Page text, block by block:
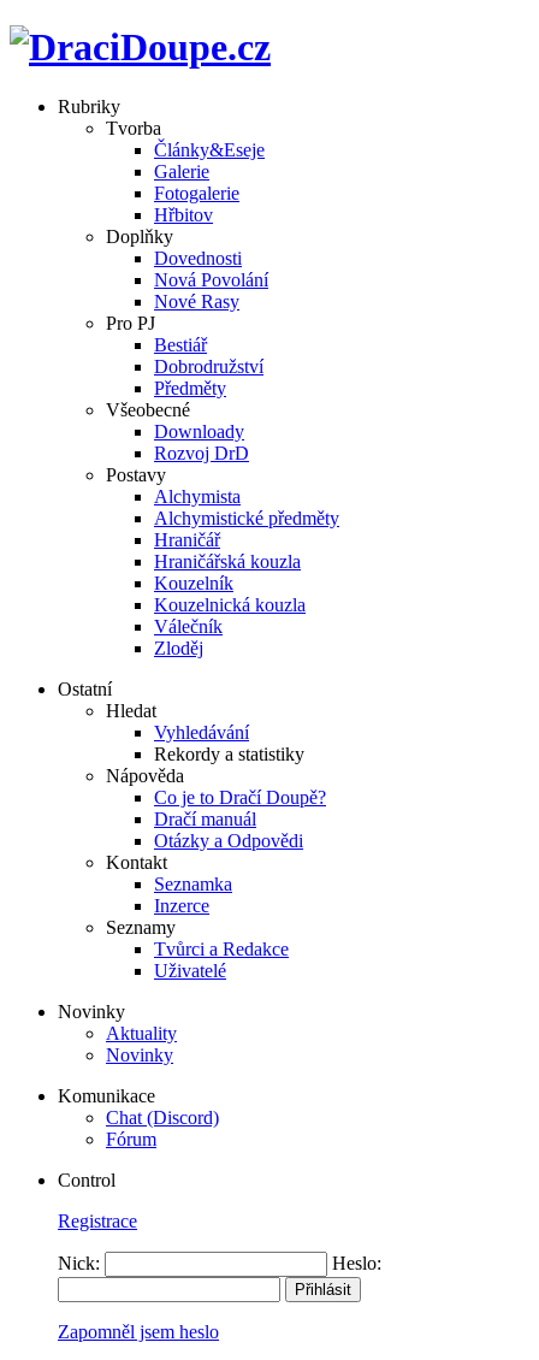
Rubriky
Tvorba
Články&Eseje
Galerie
Fotogalerie
Hřbitov
Doplňky
Dovednosti
Nová Povolání
Nové Rasy
Pro PJ
Bestiář
Dobrodružství
Předměty
Všeobecné
Downloady
Rozvoj DrD
Postavy
Alchymista
Alchymistické předměty
Hraničář
Hraničářská kouzla
Kouzelník
Kouzelnická kouzla
Válečník
Zloděj
Ostatní
Hledat
Vyhledávání
Rekordy a statistiky
Nápověda
Co je to Dračí Doupě?
Dračí manuál
Otázky a Odpovědi
Kontakt
Seznamka
Inzerce
Seznamy
Tvůrci a Redakce
Uživatelé
Novinky
Aktuality
Novinky
Komunikace
Chat (Discord)
Fórum
Control
Registrace
Nick: Heslo:
Zapomněl jsem heslo